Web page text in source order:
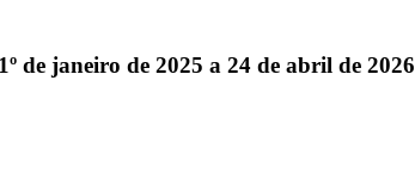
1º de janeiro de 2025 a 24 de abril de 2026